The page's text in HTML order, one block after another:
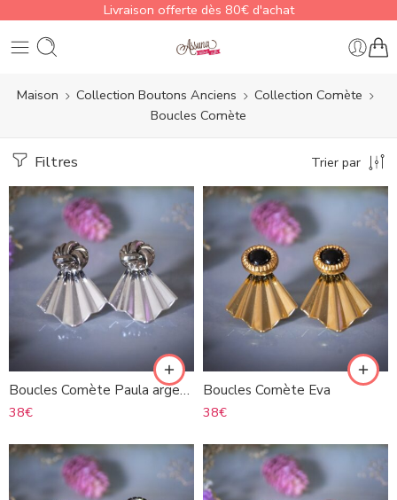
Livraison offerte dès 80€ d'achat
Maison Collection Boutons Anciens
Collection Comète
Boucles Comète
Filtres Trier par
Boucles Comète Paula argenté
38€
Boucles Comète Eva
38€